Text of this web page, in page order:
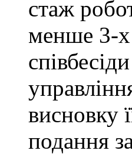
стаж
менше 3-х
висновку
подання